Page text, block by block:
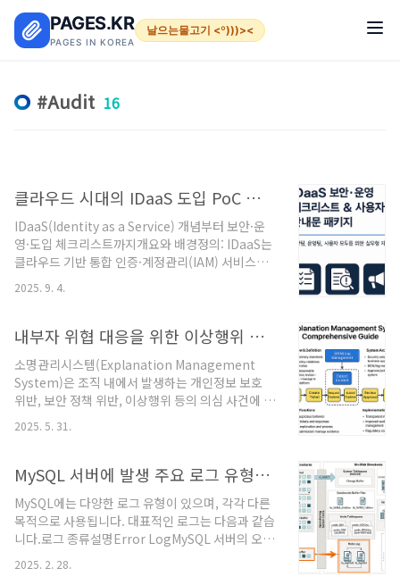
PAGES.KR
PAGES IN KOREA
날으는물고기 <º)))><
Audit 16
클라우드 시대의 IDaaS 도입 PoC 전략과 보안 강화 운영 가이드
IDaaS(Identity as a Service) 개념부터 보안·운
영·도입 체크리스트까지개요와 배경정의: IDaaS는
클라우드 기반 통합 인증·계정관리(IAM) 서비스입
니다. 사내·SaaS·하이브리드 환경의 로그인, 권한,
계정 생애주기(JML)를 표준 프로토콜로 일원화합
Workspace, M365, Salesforce, GitHub, Slack
접근통제·계정관리 증빙 요구원격·하이브리드 근
무: 외부 접속과 디바이스 다양성TCO 절감: 사내
IdP/SSO 직접 운영의 복잡성·인력·가용성 부담 해
소표준·구성요소 한눈에프로토콜SAML 2.0: 엔터
2025. 9. 4.
내부자 위협 대응을 위한 이상행위 티켓 및 소명 절차 자동화 관리 시스템
소명관리시스템(Explanation Management
System)은 조직 내에서 발생하는 개인정보 보호
위반, 보안 정책 위반, 이상행위 등의 의심 사건에 대
해 관련자가 합리적인 사유와 근거를 제시하고, 이
를 체계적으로 검토·승인·관리하는 통합 플랫폼입
등 개인정보 보호 규제 강화내부 위협 증가: 내부자
에 의한 정보 유출 및 보안 사고 증가업무 효율성: 수
동적 소명 처리 방식의 한계 극복투명성 확보: 공정
하고 투명한 조사 및 처리 절차 필요시스템 아키텍
처[보안솔루션/업무시스템] → [SIEM/통합로그관
리] → [소명관리시스템] → [승인자/관리자] ↓[이
2025. 5. 31.
MySQL 서버에 발생 주요 로그 유형과 설정 및 활용 방법, 유지보수
MySQL에는 다양한 로그 유형이 있으며, 각각 다른
목적으로 사용됩니다. 대표적인 로그는 다음과 같습
니다.로그 종류설명Error LogMySQL 서버의 오류
및 중요한 이벤트를 기록General Query
LogMySQL 서버에서 실행되는 모든 쿼리를 기록
2025. 2. 28.